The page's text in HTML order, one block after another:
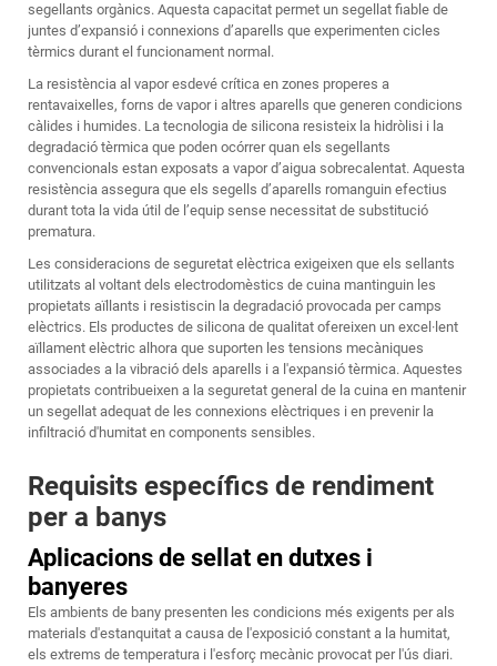
segellants orgànics. Aquesta capacitat permet un segellat fiable de
juntes d’expansió i connexions d’aparells que experimenten cicles
tèrmics durant el funcionament normal.
La resistència al vapor esdevé crítica en zones properes a
rentavaixelles, forns de vapor i altres aparells que generen condicions
càlides i humides. La tecnologia de silicona resisteix la hidròlisi i la
degradació tèrmica que poden ocórrer quan els segellants
convencionals estan exposats a vapor d’aigua sobrecalentat. Aquesta
resistència assegura que els segells d’aparells romanguin efectius
durant tota la vida útil de l’equip sense necessitat de substitució
prematura.
Les consideracions de seguretat elèctrica exigeixen que els sellants
utilitzats al voltant dels electrodomèstics de cuina mantinguin les
propietats aïllants i resistiscin la degradació provocada per camps
elèctrics. Els productes de silicona de qualitat ofereixen un excel·lent
aïllament elèctric alhora que suporten les tensions mecàniques
associades a la vibració dels aparells i a l'expansió tèrmica. Aquestes
propietats contribueixen a la seguretat general de la cuina en mantenir
un segellat adequat de les connexions elèctriques i en prevenir la
infiltració d'humitat en components sensibles.
Requisits específics de rendiment
per a banys
Aplicacions de sellat en dutxes i
banyeres
Els ambients de bany presenten les condicions més exigents per als
materials d'estanquitat a causa de l'exposició constant a la humitat,
els extrems de temperatura i l'esforç mecànic provocat per l'ús diari.